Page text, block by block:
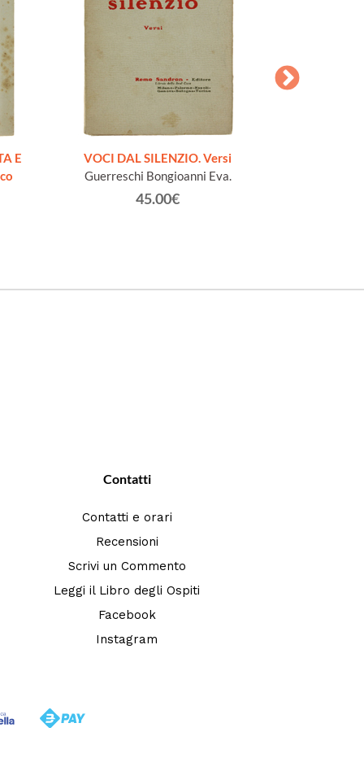
E
VOCI DAL SILENZIO. Versi
Guerreschi Bongioanni Eva.
45.00€
Contatti
Contatti e orari
Recensioni
Scrivi un Commento
Leggi il Libro degli Ospiti
Facebook
Instagram